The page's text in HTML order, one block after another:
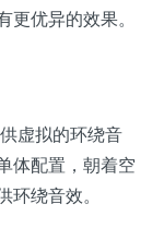
优异的效果。
虚拟的环绕音
体配置，朝着空
绕音效。